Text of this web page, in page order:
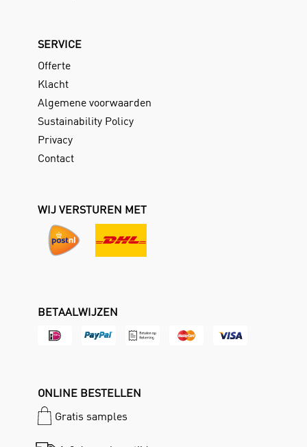
SERVICE
Offerte
Klacht
Algemene voorwaarden
Sustainability Policy
Privacy
Contact
WIJ VERSTUREN MET
BETAALWIJZEN
ONLINE BESTELLEN
Gratis samples